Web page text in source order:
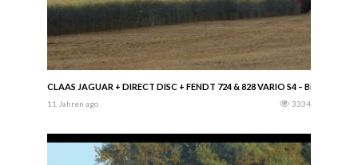
CLAAS JAGUAR + DIRECT DISC + FENDT 724 & 828 VARIO S4 – BioEnergie
11 Jahren ago 3334